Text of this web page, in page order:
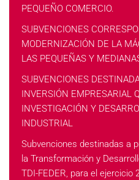
PEQUEÑO COMERCIO.
SUBVENCIONES
MODERNIZACIÓN DE LA
LAS PEQUEÑAS Y
SUBVENCIONES
INVERSIÓN EMPRESARIAL
INVESTIGACIÓN Y
INDUSTRIAL
Subvenciones destinadas a
la Transformación y
TDI-FEDER, para el ejercicio